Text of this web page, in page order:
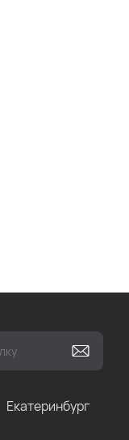
Екатеринбург